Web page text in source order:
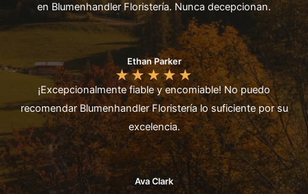
en Blumenhandler Floristería. Nunca decepcionan.
Ethan Parker
★★★★★
¡Excepcionalmente fiable y encomiable! No puedo
recomendar Blumenhandler Floristería lo suficiente por su
excelencia.
Ava Clark